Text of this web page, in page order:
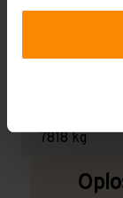
Galva
7818 kg